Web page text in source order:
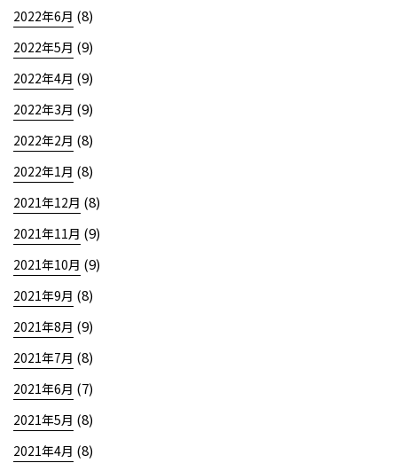
2022年6月 (8)
2022年5月 (9)
2022年4月 (9)
2022年3月 (9)
2022年2月 (8)
2022年1月 (8)
2021年12月 (8)
2021年11月 (9)
2021年10月 (9)
2021年9月 (8)
2021年8月 (9)
2021年7月 (8)
2021年6月 (7)
2021年5月 (8)
2021年4月 (8)